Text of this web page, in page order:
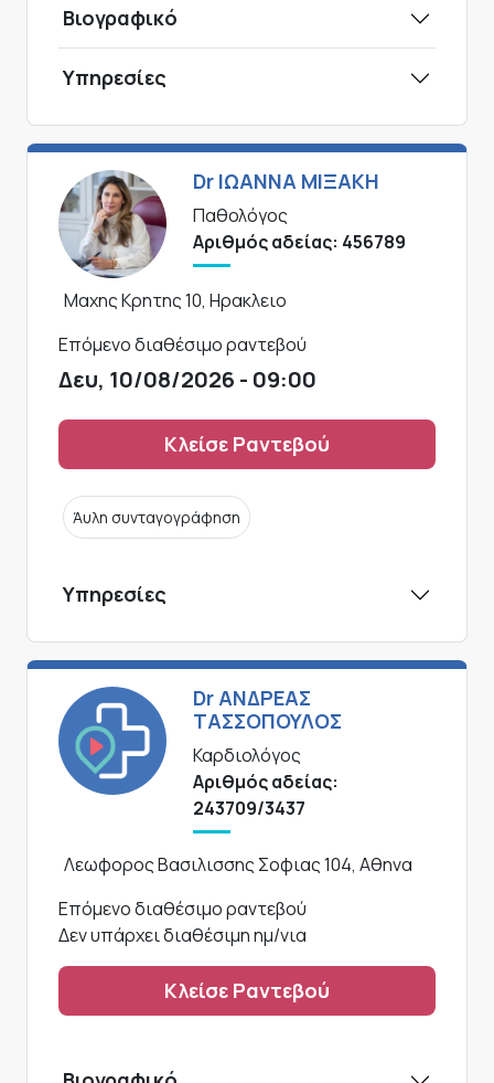
Βιογραφικό
Υπηρεσίες
Dr ΙΩΑΝΝΑ ΜΙΞΑΚΗ
Παθολόγος
Αριθμός αδείας: 456789
Μαχης Κρητης 10, Ηρακλειο
Επόμενο διαθέσιμο ραντεβού
Δευ, 10/08/2026 - 09:00
Κλείσε Ραντεβού
Άυλη συνταγογράφηση
Υπηρεσίες
Dr ΑΝΔΡΕΑΣ
ΤΑΣΣΟΠΟΥΛΟΣ
Καρδιολόγος
Αριθμός αδείας:
243709/3437
Λεωφορος Βασιλισσης Σοφιας 104, Αθηνα
Επόμενο διαθέσιμο ραντεβού
Δεν υπάρχει διαθέσιμη ημ/νια
Κλείσε Ραντεβού